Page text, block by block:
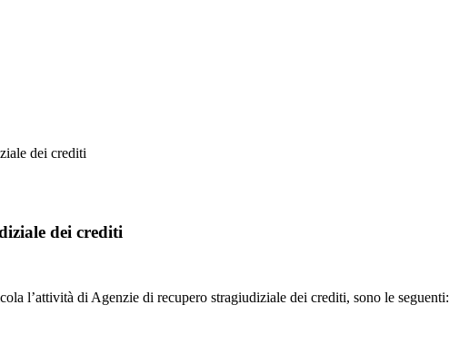
dei crediti
dei crediti
l’attività di Agenzie di recupero stragiudiziale dei crediti, sono le seguenti: